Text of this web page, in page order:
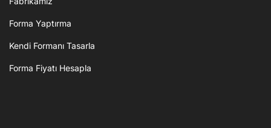
Forma Yaptırma
Kendi Formanı Tasarla
Forma Fiyatı Hesapla